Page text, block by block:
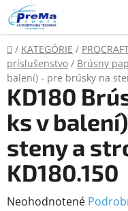
Prejsť
na
obsah
Domov
/ KATEGÓRIE /
príslušenstvo / Brúsny
balení) - pre brúsky na
KD180
ks v
steny a
KD180.150
Priemerné
Neohodnotené